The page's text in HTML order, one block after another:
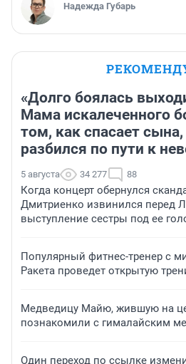
Надежда Губарь
«Долго боялась
Мама искалеченного
том, как спасает
разбился по пути к
5 августа 34 277 88
Когда концерт обернулся
Дмитриенко извинился перед
выступление сестры под ее
Популярный фитнес-тренер с
Ракета проведет открытую
Медведицу Майю, жившую на
познакомили с гималайским
Один переход по ссылке